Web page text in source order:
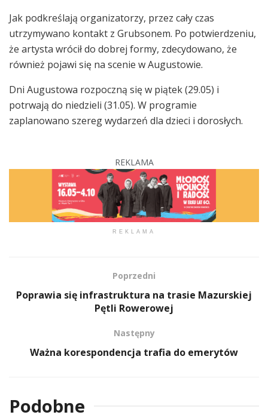
Jak podkreślają organizatorzy, przez cały czas
utrzymywano kontakt z Grubsonem. Po potwierdzeniu,
że artysta wrócił do dobrej formy, zdecydowano, że
również pojawi się na scenie w Augustowie.
Dni Augustowa rozpoczną się w piątek (29.05) i
potrwają do niedzieli (31.05). W programie
zaplanowano szereg wydarzeń dla dzieci i dorosłych.
REKLAMA
REKLAMA
Poprzedni
Poprawia się infrastruktura na trasie Mazurskiej
Pętli Rowerowej
Następny
Ważna korespondencja trafia do emerytów
Podobne